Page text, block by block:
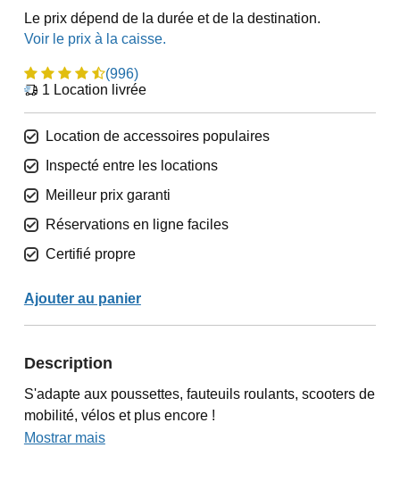
Le prix dépend de la durée et de la destination.
(996)
1 Location livrée
Location de accessoires populaires
Inspecté entre les locations
Meilleur prix garanti
Réservations en ligne faciles
Certifié propre
Ajouter au panier
Description
S'adapte aux poussettes, fauteuils roulants, scooters de
mobilité, vélos et plus encore !
Mostrar mais